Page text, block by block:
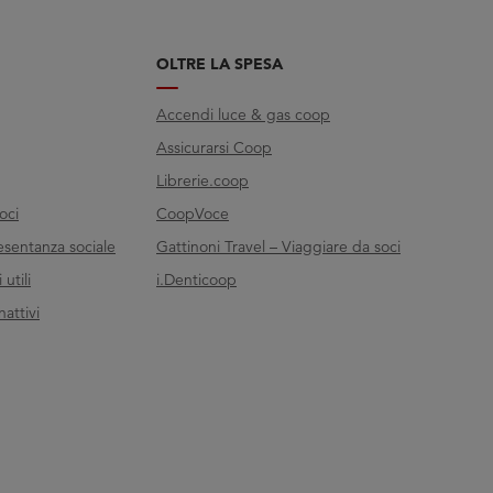
sociale
utili
OLTRE LA SPESA
Accendi luce & gas coop
Assicurarsi Coop
Librerie.coop
CoopVoce
Gattinoni Travel – Viaggiare da soci
i.Denticoop